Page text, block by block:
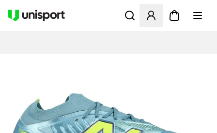
Åbner en Modal til at